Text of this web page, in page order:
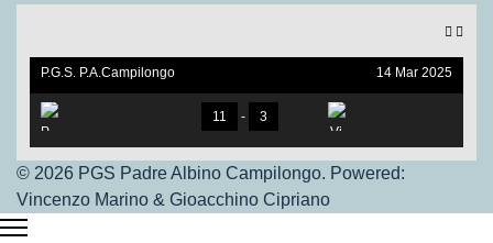
P.G.S. P.A.Campilongo
under 17. V.S Vigor Ros
sano
14 Mar 2025
P.G.S.Under 17
11 - 3
© 2026 PGS Padre Albino Campilongo. Powered:
Vincenzo Marino & Gioacchino Cipriano